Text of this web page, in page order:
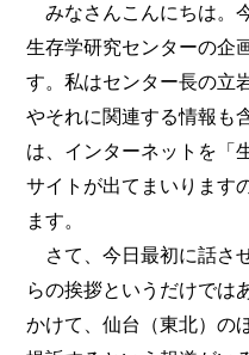
みなさんこんにちは。
生存学研究センターの企
す。私はセンター長の立
やそれに関連する情報も
は、インターネットを「
サイトが出てまいります
ます。
さて、今日最初に話さ
らの挨拶というだけでは
かけて、仙台（東北）の